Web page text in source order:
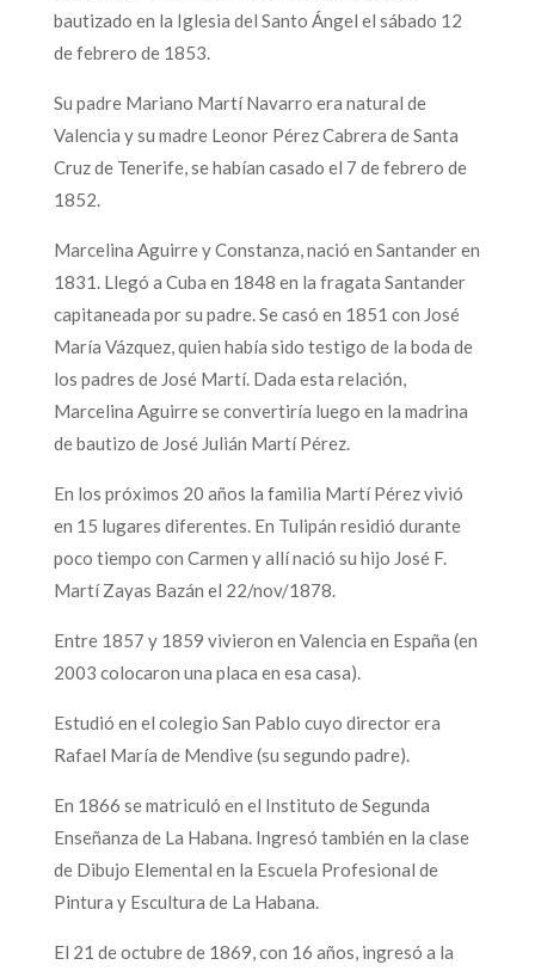
bautizado en la Iglesia del Santo Ángel el sábado 12
de febrero de 1853.
Su padre Mariano Martí Navarro era natural de
Valencia y su madre Leonor Pérez Cabrera de Santa
Cruz de Tenerife, se habían casado el 7 de febrero de
1852.
Marcelina Aguirre y Constanza, nació en Santander en
1831. Llegó a Cuba en 1848 en la fragata Santander
capitaneada por su padre. Se casó en 1851 con José
María Vázquez, quien había sido testigo de la boda de
los padres de José Martí. Dada esta relación,
Marcelina Aguirre se convertiría luego en la madrina
de bautizo de José Julián Martí Pérez.
En los próximos 20 años la familia Martí Pérez vivió
en 15 lugares diferentes. En Tulipán residió durante
poco tiempo con Carmen y allí nació su hijo José F.
Martí Zayas Bazán el 22/nov/1878.
Entre 1857 y 1859 vivieron en Valencia en España (en
2003 colocaron una placa en esa casa).
Estudió en el colegio San Pablo cuyo director era
Rafael María de Mendive (su segundo padre).
En 1866 se matriculó en el Instituto de Segunda
Enseñanza de La Habana. Ingresó también en la clase
de Dibujo Elemental en la Escuela Profesional de
Pintura y Escultura de La Habana.
El 21 de octubre de 1869, con 16 años, ingresó a la